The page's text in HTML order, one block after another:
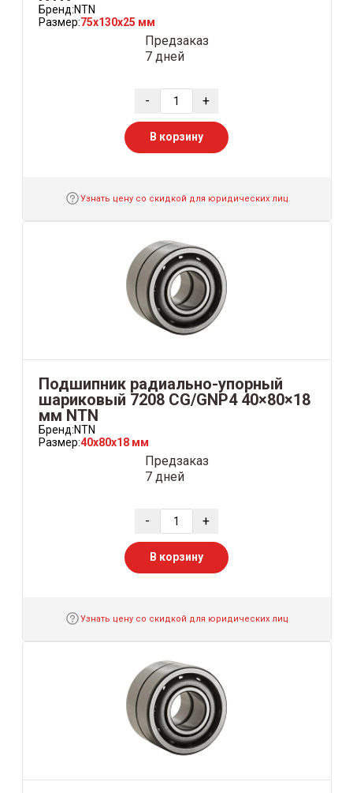
Бренд:NTN
Размер:75x130x25 мм
Предзаказ
7 дней
- +
В корзину
Узнать цену со скидкой для юридических лиц
Подшипник радиально-упорный
шариковый 7208 CG/GNP4 40×80×18
мм NTN
Бренд:NTN
Размер:40x80x18 мм
Предзаказ
7 дней
- +
В корзину
Узнать цену со скидкой для юридических лиц